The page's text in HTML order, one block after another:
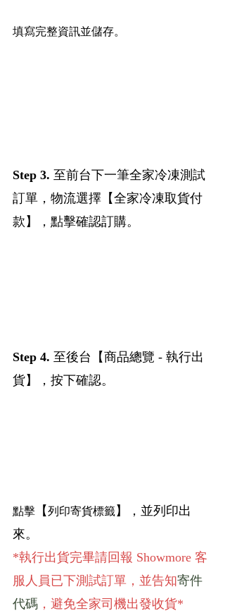
填寫完整資訊並儲存。
Step 3. 至前台下一筆全家冷凍測試
訂單，物流選擇【全家冷凍取貨付
款】，點擊確認訂購。
Step 4. 至後台【商品總覽 - 執行出
貨】，按下確認。
點擊 【列印寄貨標籤】，並列印出
來。
*執行出貨完畢請回報 Showmore 客
服人員已下測試訂單，並告知寄件
代碼 ，避免全家司機出發收貨*